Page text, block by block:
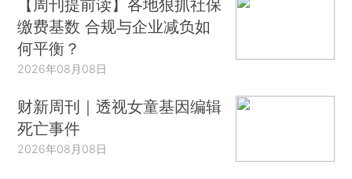
【周刊提前读】各地狠抓社保
缴费基数 合规与企业减负如
何平衡？
2026年08月08日
财新周刊｜透视女童基因编辑
死亡事件
2026年08月08日